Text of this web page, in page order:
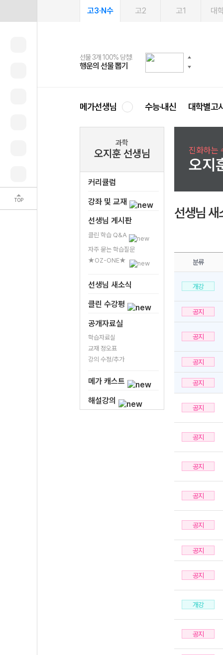
TOP
고3·N수 고2 고1 대
선물 3개 100% 당첨!
행운의 선물 뽑기
선물 100% 증정!
메가스터디 X 올리브
여름방학 스터디 캐시백
메가런 썸머스쿨
2027 러셀 단과
강사 공개선발
스마트러닝앱
설문 EVENT
메가패스
3일 무료 체험권
메가패스 수강생 무료혜택!
메가클럽 멤버십
사회공헌 캠페인
희망이룸 메가나눔
메가선생님 수능·내신 대학별고
과학
오지훈 선생님
커리큘럼
강좌 및 교재
선생님 게시판
클린 학습 Q&A
자주 묻는 학습질문
★OZ-ONE★
선생님 새소식
클린 수강평
공개자료실
학습자료실
교재 정오표
강의 수정/추가
메가 캐스트
해설강의
진화하는
오지
선생님 새
분류
개강
공지
공지
공지
공지
공지
공지
공지
공지
공지
공지
공지
개강
공지